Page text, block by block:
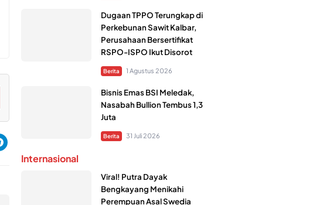
Dugaan TPPO Terungkap di
Perkebunan Sawit Kalbar,
Perusahaan Bersertifikat
RSPO-ISPO Ikut Disorot
Berita 1 Agustus 2026
Bisnis Emas BSI Meledak,
Nasabah Bullion Tembus 1,3
Juta
Berita 31 Juli 2026
Internasional
Viral! Putra Dayak
Bengkayang Menikahi
Perempuan Asal Swedia